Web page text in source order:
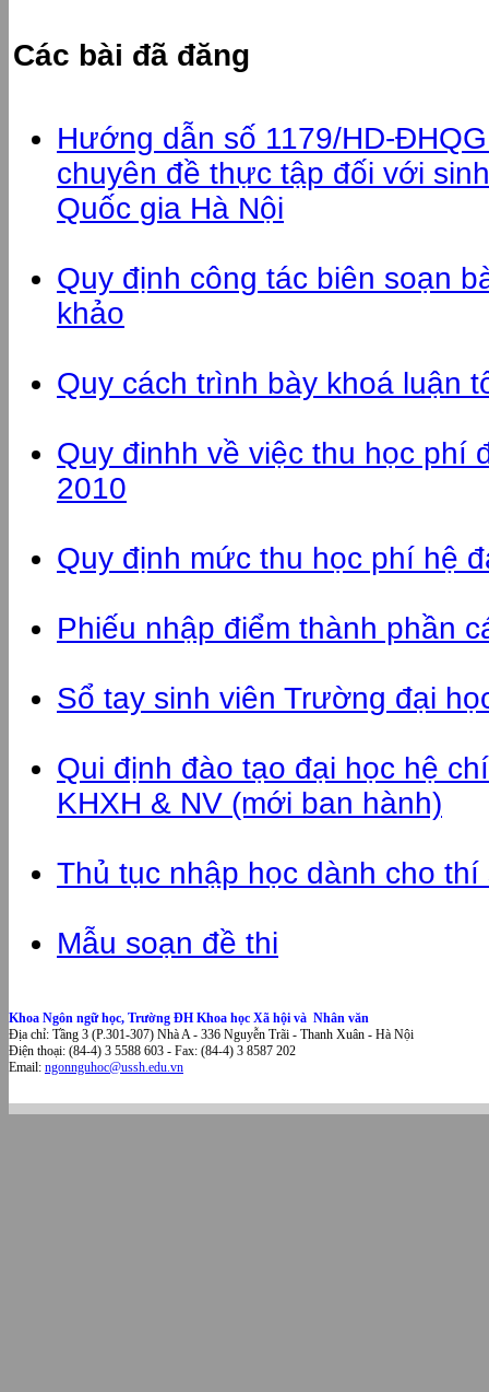
Các bài đã đăng
Hướng dẫn số 1179/HD-
chuyên đề thực tập đối với
Quốc gia Hà Nội
Quy định công tác biên soạn
khảo
Quy cách trình bày khoá luận
Quy đinhh về việc thu học phí
2010
Quy định mức thu học phí hệ
Phiếu nhập điểm thành phần
Sổ tay sinh viên Trường đại
Qui định đào tạo đại học hệ
KHXH & NV (mới ban hành)
Thủ tục nhập học dành cho
Mẫu soạn đề thi
Khoa Ngôn ngữ học, Trường ĐH Khoa học Xã hội và Nhân văn
Địa chỉ: Tầng 3 (P.301-307) Nhà A - 336 Nguyễn Trãi - Thanh Xuân - Hà Nội
Điện thoại: (84-4) 3 5588 603 - Fax: (84-4) 3 8587 202
Email: ngonnguhoc@ussh.edu.vn